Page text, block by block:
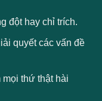
đột hay chỉ trích.
quyết các vấn đề
mọi thứ thật hài